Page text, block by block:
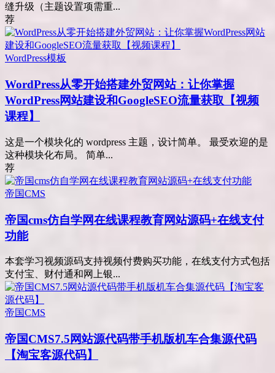
缝升级（主题设置项需重...
荐
WordPress模板
WordPress从零开始搭建外贸网站：让你掌握
WordPress网站建设和GoogleSEO流量获取【视频
课程】
这是一个模块化的 wordpress 主题，设计简单。 最受欢迎的是
这种模块化布局。 简单...
荐
帝国CMS
帝国cms仿自学网在线课程教育网站源码+在线支付
功能
本套学习视频源码支持视频付费购买功能，在线支付方式包括
支付宝、财付通和网上银...
帝国CMS
帝国CMS7.5网站源代码带手机版机车合集源代码
【淘宝客源代码】